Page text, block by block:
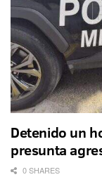
Detenido un
presunta
0 SHARES